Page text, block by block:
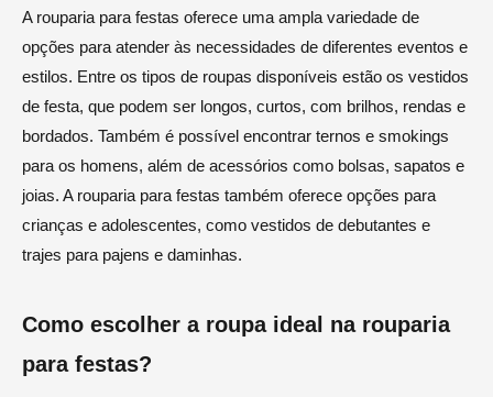
A rouparia para festas oferece uma ampla variedade de
opções para atender às necessidades de diferentes eventos e
estilos. Entre os tipos de roupas disponíveis estão os vestidos
de festa, que podem ser longos, curtos, com brilhos, rendas e
bordados. Também é possível encontrar ternos e smokings
para os homens, além de acessórios como bolsas, sapatos e
joias. A rouparia para festas também oferece opções para
crianças e adolescentes, como vestidos de debutantes e
trajes para pajens e daminhas.
Como escolher a roupa ideal na rouparia
para festas?